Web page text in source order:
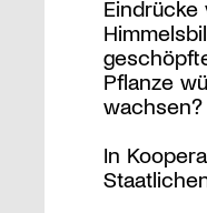
Eindrücke
Pflanze
wachsen?
In